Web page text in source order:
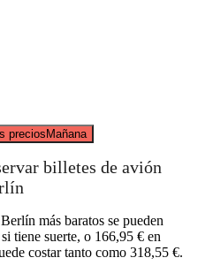
preciosMañana
billetes de avión
más baratos se pueden
tiene suerte, o 166,95 € en
costar tanto como 318,55 €.